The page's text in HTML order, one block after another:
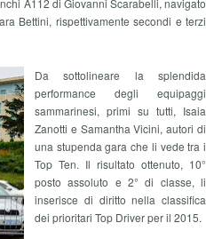
A112 di Giovanni Scarabelli, navigato
Bettini, rispettivamente secondi e terzi
Da sottolineare la splendida
performance degli equipaggi
sammarinesi, primi su tutti, Isaia
Zanotti e Samantha Vicini, autori di
una stupenda gara che li vede tra i
Top Ten. Il risultato ottenuto, 10°
posto assoluto e 2° di classe, li
inserisce di diritto nella classifica
dei prioritari Top Driver per il 2015.